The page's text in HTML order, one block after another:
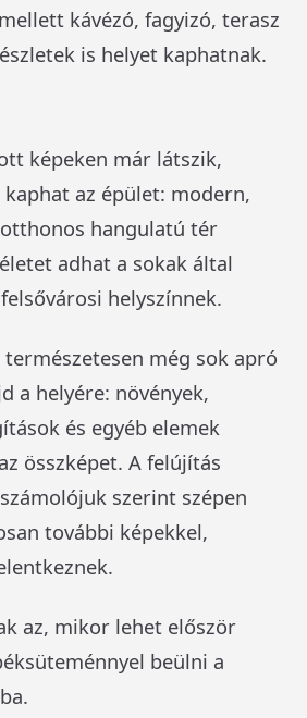
kávézó, fagyizó, terasz
is helyet kaphatnak.
képeken már látszik,
az épület: modern,
hangulatú tér
adhat a sokak által
helyszínnek.
még sok apró
a helyére: növények,
és egyéb elemek
összképet. A felújítás
szerint szépen
további képekkel,
az, mikor lehet először
beülni a